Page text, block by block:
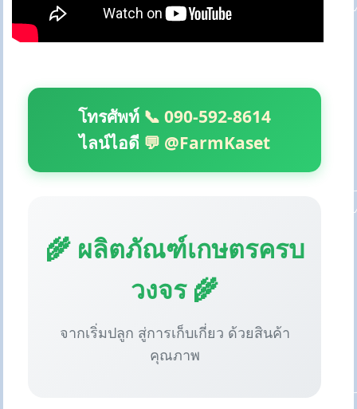
โทรศัพท์ 📞 090-592-8614
ไลน์ไอดี 💬 @FarmKaset
🌾 ผลิตภัณฑ์เกษตรครบ
วงจร 🌾
จากเริ่มปลูก สู่การเก็บเกี่ยว ด้วยสินค้า
คุณภาพ